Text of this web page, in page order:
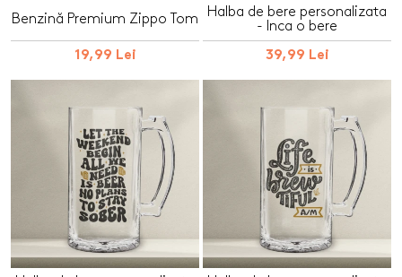
Benzină Premium Zippo Tom
19,99 Lei
Halba de bere personalizata
- Inca o bere
39,99 Lei